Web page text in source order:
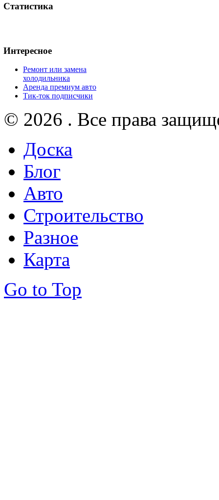
Статистика
Интересное
Ремонт или замена
холодильника
Аренда премиум авто
Тик-ток подписчики
© 2026 . Все права
Доска
Блог
Авто
Строительство
Разное
Карта
Go to Top